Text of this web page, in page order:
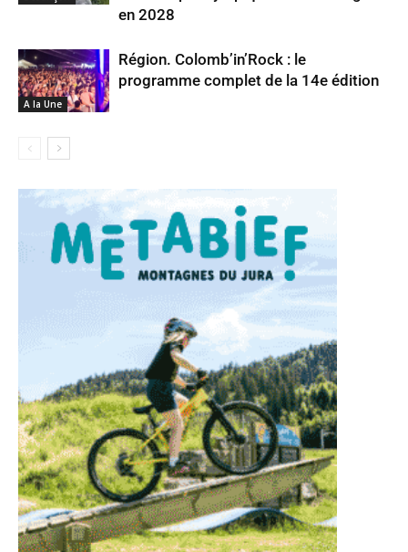
en 2028
A la Une
Région. Colomb’in’Rock : le
programme complet de la 14e édition